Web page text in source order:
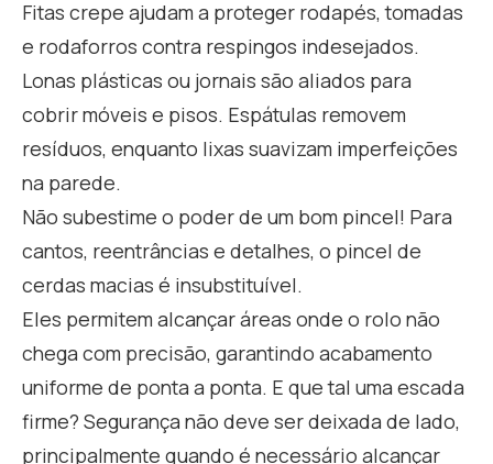
Fitas crepe ajudam a proteger rodapés, tomadas
e rodaforros contra respingos indesejados.
Lonas plásticas ou jornais são aliados para
cobrir móveis e pisos. Espátulas removem
resíduos, enquanto lixas suavizam imperfeições
na parede.
Não subestime o poder de um bom pincel! Para
cantos, reentrâncias e detalhes, o pincel de
cerdas macias é insubstituível.
Eles permitem alcançar áreas onde o rolo não
chega com precisão, garantindo acabamento
uniforme de ponta a ponta. E que tal uma escada
firme? Segurança não deve ser deixada de lado,
principalmente quando é necessário alcançar